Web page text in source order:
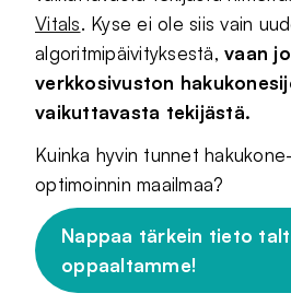
Vitals. Kyse ei ole siis vain
algoritmipäivityksestä,vaan
verkkosivuston
vaikuttavasta tekijästä.
Kuinka hyvin tunnet
optimoinnin maailmaa?
Nappaa tärkein tieto
oppaaltamme!